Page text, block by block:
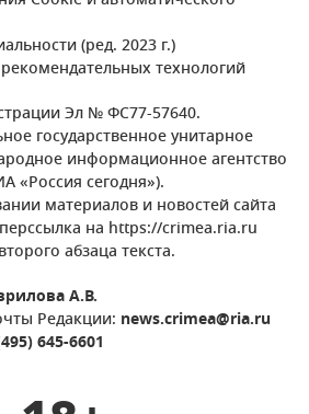
(ред. 2023 г.)
технологий
Эл № ФС77-57640.
государственное унитарное
информационное агентство
«Россия сегодня»).
материалов и новостей сайта
на https://crimea.ria.ru
абзаца текста.
А.В.
Редакции: news.crimea@ria.ru
645-6601